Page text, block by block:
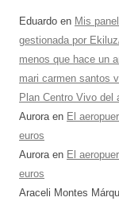
Eduardo en Mis
gestionada por
menos que hace un
mari carmen santos
Plan Centro Vivo del
Auroraen El
euros
Auroraen El
euros
Araceli Montes